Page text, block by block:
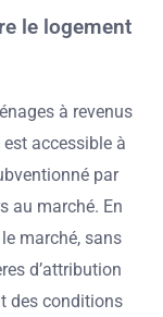
le logement
à revenus
accessible à
par
au marché. En
marché, sans
d’attribution
des conditions